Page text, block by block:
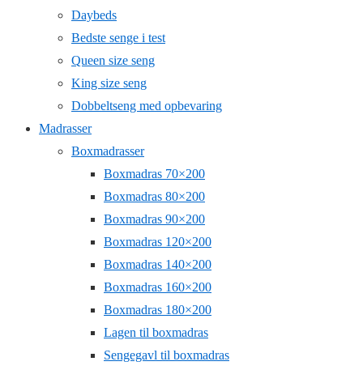
Daybeds
Bedste senge i test
Queen size seng
King size seng
Dobbeltseng med opbevaring
Madrasser
Boxmadrasser
Boxmadras 70×200
Boxmadras 80×200
Boxmadras 90×200
Boxmadras 120×200
Boxmadras 140×200
Boxmadras 160×200
Boxmadras 180×200
Lagen til boxmadras
Sengegavl til boxmadras